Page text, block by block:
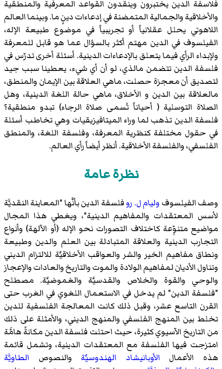
فلاسفة الدين يختبرون وينقدون القواعد المعرفية والمنطقية
والأخلاقية والجمالية المتمضنة في إدعاءات دينٍ ما. وبينما العالم
اللاهوتي يحلل عقلانياً أو تجريبياً في موضوع طبيعة الإله،
الفيلسوف في الدين مهتم أكثر بالسؤال عما هو قابل للمعرفة
ولإبداء الرأي فيما يتعلق بالإدعاءات الدينية. أسئلة أخرى تدرّس في
فلسفة الدين تتضمن مالذي، لو أن أي شيء، يعطينا سبب جيد
لتصديق أن معجزة حصلت، ماهي العلاقة بين الإيمان والمنطق،
مالعلاقة بين الدين و الأخلاق، ماهي حالة اللغة الدينية، وهل
الصلاة التوسلية ( أحياناً تُسمى صلاة الرجاء) تبدو منطقية؟
فلسفة الدين تذهب لما وراء الميتافيزيقيات وهي تخاطب أسئلة
في حقول مختلفة كنظرية المعرفة، وفلسفة اللغة، والمنطق
الفلسفي، والفلسفة الأخلاقية. أنظر أيضاً رأي العالم.
نظرة عامة
وصف الفيلسوف وليام ل. روفلسفة الدين بأنَّها "المعاينة النقديَّة
لأسس المعتقدات والمفاهيم الدينية"، ويغطي هذا المجال
مواضيع متنوِّعة كاختلاف التصورات نحو الإله (أو الآلهة) وأنواع
التجارب الدينية والعلاقة المتبادلة بين العلم والدين وطبيعة
ونطاق مفاهيم الخير والشر والعواقب الأخلاقيَّة للالتزام الديني
وتناول الأديان لمفاهيم الولادة والموت والتاريخ والعادات والإعجاز
والوحي والقوة والخلاص والقدسيَّة والغموضيَّة. مصطلح
"فلسفة الدين" لم يدخل في الاستعمال اللغوي في الغرب حتى
القرن التاسع عشر، وقبل ذلك كانت المعالجة الفلسفية للدين
تخلط بين المنهج الفلسفي والمنهج الديني، والأمثلة على ذلك
من التاريخ الآسيوي كثيرة، حيث احتلت فلسفة الدين مكانةً هامَّة
امتزجت فيها الفلسفة مع المعتقدات الدينية، وتشمل قائمة
هذه الأعمال الأوبانيشاد الهندوسيَّة والنصوص الطاويَّة